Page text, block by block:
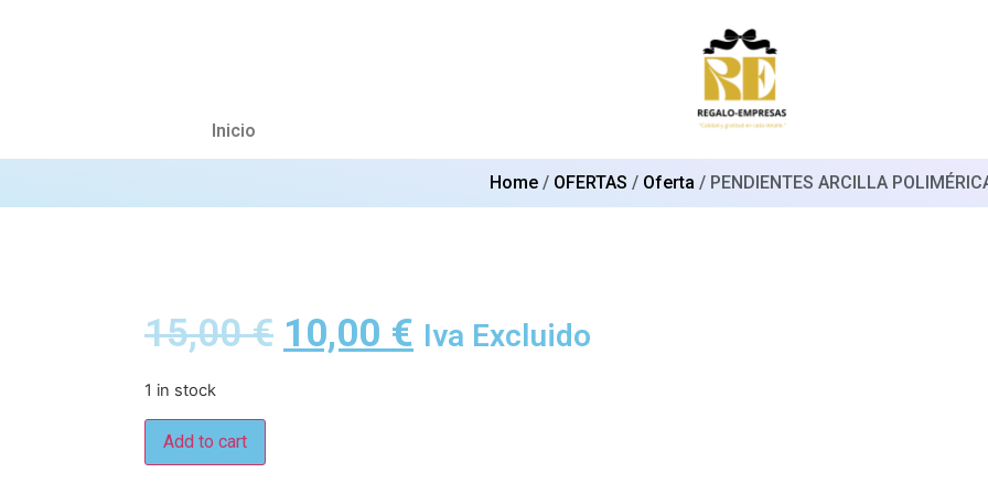
Inicio
Home/ OFERTAS / Oferta / PENDIENTES ARCILLA
15,00€ 10,00 € Iva Excluido
1 in stock
Add to cart